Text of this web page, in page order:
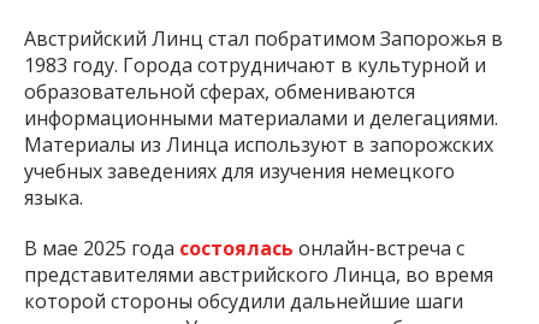
Австрийский Линц стал побратимом Запорожья в
1983 году. Города сотрудничают в культурной и
образовательной сферах, обмениваются
информационными материалами и делегациями.
Материалы из Линца используют в запорожских
учебных заведениях для изучения немецкого
языка.
В мае 2025 года состоялась онлайн-встреча с
представителями австрийского Линца, во время
которой стороны обсудили дальнейшие шаги